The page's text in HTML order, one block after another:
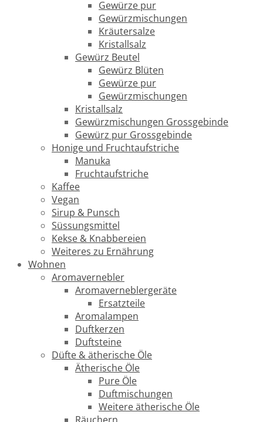
Gewürze pur
Gewürzmischungen
Kräutersalze
Kristallsalz
Gewürz Beutel
Gewürz Blüten
Gewürze pur
Gewürzmischungen
Kristallsalz
Gewürzmischungen Grossgebinde
Gewürz pur Grossgebinde
Honige und Fruchtaufstriche
Manuka
Fruchtaufstriche
Kaffee
Vegan
Sirup & Punsch
Süssungsmittel
Kekse & Knabbereien
Weiteres zu Ernährung
Wohnen
Aromavernebler
Aromaverneblergeräte
Ersatzteile
Aromalampen
Duftkerzen
Duftsteine
Düfte & ätherische Öle
Ätherische Öle
Pure Öle
Duftmischungen
Weitere ätherische Öle